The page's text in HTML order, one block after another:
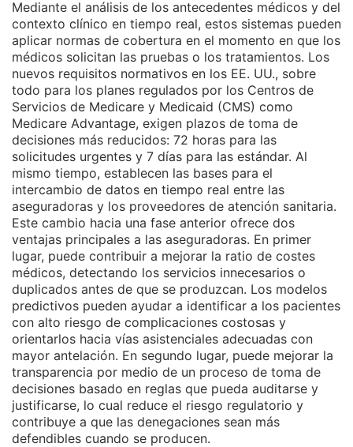
Mediante el análisis de los antecedentes médicos y del
contexto clínico en tiempo real, estos sistemas pueden
aplicar normas de cobertura en el momento en que los
médicos solicitan las pruebas o los tratamientos. Los
nuevos requisitos normativos en los EE. UU., sobre
todo para los planes regulados por los Centros de
Servicios de Medicare y Medicaid (CMS) como
Medicare Advantage, exigen plazos de toma de
decisiones más reducidos: 72 horas para las
solicitudes urgentes y 7 días para las estándar. Al
mismo tiempo, establecen las bases para el
intercambio de datos en tiempo real entre las
aseguradoras y los proveedores de atención sanitaria.
Este cambio hacia una fase anterior ofrece dos
ventajas principales a las aseguradoras. En primer
lugar, puede contribuir a mejorar la ratio de costes
médicos, detectando los servicios innecesarios o
duplicados antes de que se produzcan. Los modelos
predictivos pueden ayudar a identificar a los pacientes
con alto riesgo de complicaciones costosas y
orientarlos hacia vías asistenciales adecuadas con
mayor antelación. En segundo lugar, puede mejorar la
transparencia por medio de un proceso de toma de
decisiones basado en reglas que pueda auditarse y
justificarse, lo cual reduce el riesgo regulatorio y
contribuye a que las denegaciones sean más
defendibles cuando se producen.